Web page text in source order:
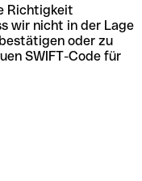
Richtigkeit
wir nicht in der Lage
oder zu
SWIFT-Code für